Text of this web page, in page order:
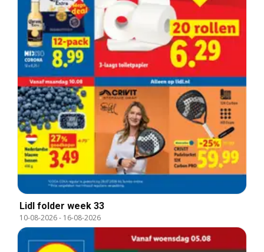
Lidl folder week 33
10-08-2026- 16-08-2026